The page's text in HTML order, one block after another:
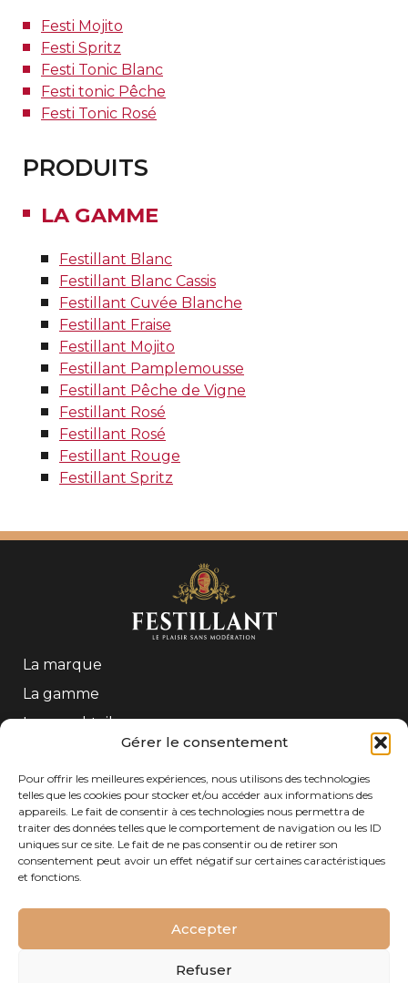
Gérer le consentement
Pour offrir les meilleures expériences, nous utilisons des technologies
telles que les cookies pour stocker et/ou accéder aux informations des
appareils. Le fait de consentir à ces technologies nous permettra de
traiter des données telles que le comportement de navigation ou les ID
uniques sur ce site. Le fait de ne pas consentir ou de retirer son
consentement peut avoir un effet négatif sur certaines caractéristiques
et fonctions.
Accepter
Refuser
Festi Mojito
Festi Spritz
Festi Tonic Blanc
Festi tonic Pêche
Festi Tonic Rosé
PRODUITS
LA GAMME
Festillant Blanc
Festillant Blanc Cassis
Festillant Cuvée Blanche
Festillant Fraise
Festillant Mojito
Festillant Pamplemousse
Festillant Pêche de Vigne
Festillant Rosé
Festillant Rosé
Festillant Rouge
Festillant Spritz
La marque
La gamme
Les mocktails
CONTACT
Tél : +33 (0)5 56 61 54 54
Adresse : Freixenet Gratien SAS – 208 Quai de
Paludate – 33800 Bordeaux– FRANCE